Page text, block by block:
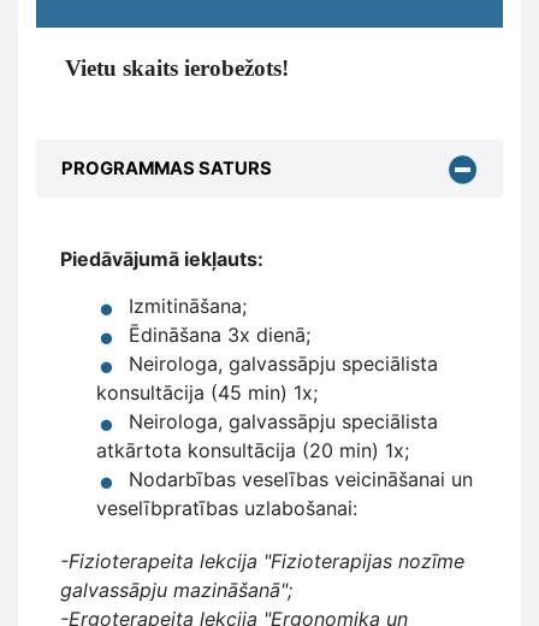
Vietu skaits ierobežots!
PROGRAMMAS SATURS
Piedāvājumā iekļauts:
Izmitināšana;
Ēdināšana 3x dienā;
Neirologa, galvassāpju speciālista
konsultācija (45 min) 1x;
Neirologa, galvassāpju speciālista
atkārtota konsultācija (20 min) 1x;
Nodarbības veselības veicināšanai un
veselībpratības uzlabošanai:
-Fizioterapeita lekcija "Fizioterapijas nozīme
galvassāpju mazināšanā";
-Ergoterapeita lekcija "Ergonomika un